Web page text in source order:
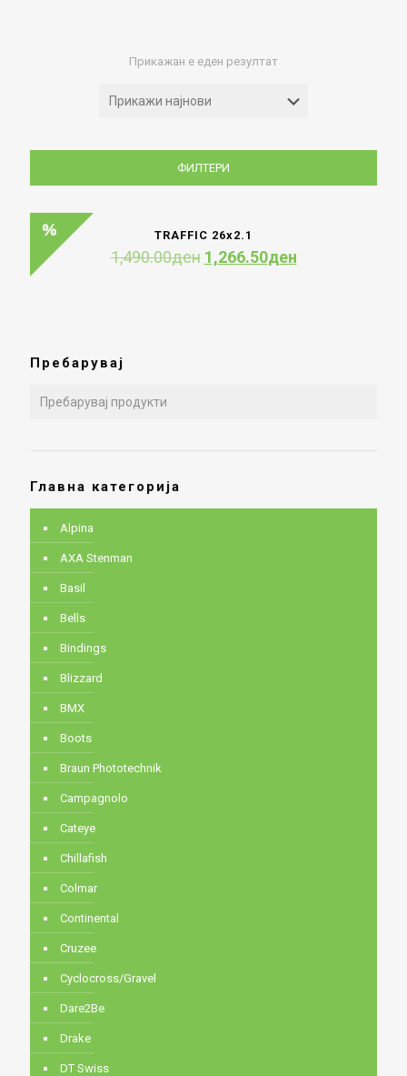
Прикажан е еден резултат
ФИЛТЕРИ
TRAFFIC 26х2.1
1,490.00ден Original
1,266.50денCurrent
Пребарувај
Главна категорија
Alpina
AXA Stenman
Basil
Bells
Bindings
Blizzard
BMX
Boots
Braun Phototechnik
Campagnolo
Cateye
Chillafish
Colmar
Continental
Cruzee
Cyclocross/Gravel
Dare2Be
Drake
DT Swiss